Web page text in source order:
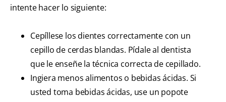
intente hacer lo siguiente:
Cepíllese los dientes correctamente con un
cepillo de cerdas blandas. Pídale al dentista
que le enseñe la técnica correcta de cepillado.
Ingiera menos alimentos o bebidas ácidas. Si
usted toma bebidas ácidas, use un popote